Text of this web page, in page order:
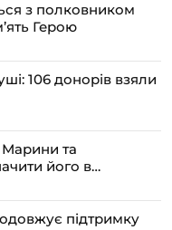
з полковником
Герою
106 донорів взяли
Марини та
його в
підтримку